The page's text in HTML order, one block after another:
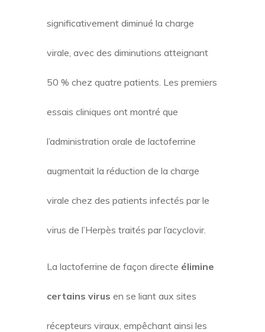
significativement diminué la charge
virale, avec des diminutions atteignant
50 % chez quatre patients. Les premiers
essais cliniques ont montré que
l’administration orale de lactoferrine
augmentait la réduction de la charge
virale chez des patients infectés par le
virus de l’Herpès traités par l’acyclovir.
La lactoferrine de façon directe élimine
certains virus en se liant aux sites
récepteurs viraux, empêchant ainsi les